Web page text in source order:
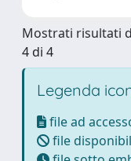
Mostrati risultati
4 di 4
Legenda
file ad
file